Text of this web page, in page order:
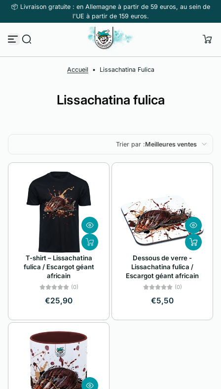
Passer au contenu
📦 Livraison gratuite : en Allemagne à partir de 59 euros, au sein de
l'UE à partir de 159 euros.
Accueil • Lissachatina Fulica
Lissachatina fulica
Trier par :Meilleures ventes
En vedette
Meilleures ventes
Alphabétique, de
A à Z
Alphabétique, de
Z à A
Prix: faible à élevé
Prix: élevé à faible
T-shirt – Lissachatina
fulica / Escargot géant
africain
(0)
€25,90
Dessous de verre -
Lissachatina fulica /
Escargot géant africain
(0)
€5,50